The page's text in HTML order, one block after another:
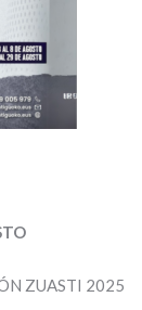
ZUASTI 2025